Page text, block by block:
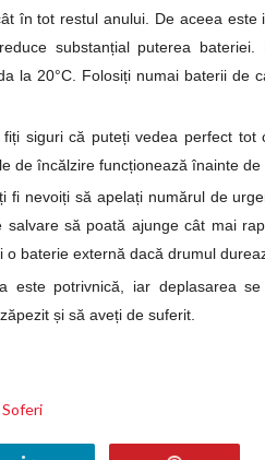
în tot restul anului. De aceea este
substanțial puterea bateriei.
la 20°C. Folosiți numai baterii de
fiți siguri că puteți vedea perfect tot
de încălzire funcționează înainte de
ți fi nevoiți să apelați numărul de
să poată ajunge cât mai
i o baterie externă dacă drumul
este potrivnică, iar deplasarea
și să aveți de suferit.
Soferi